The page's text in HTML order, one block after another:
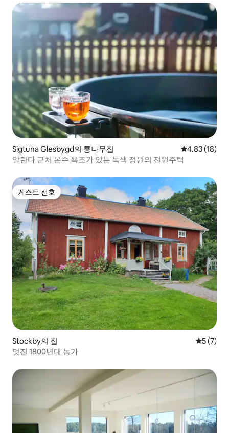
Sigtuna Glesbygd의 통나무집 평점 4.83점
4.83 (18)
알란다 근처 온수 욕조가 있는 녹색 정원의 전원주택
게스트 선호
게스트 선호
Stockby의 집 평점 5점
5 (7)
멋진 1800년대 농가